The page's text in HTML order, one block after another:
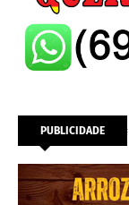
PUBLICIDADE